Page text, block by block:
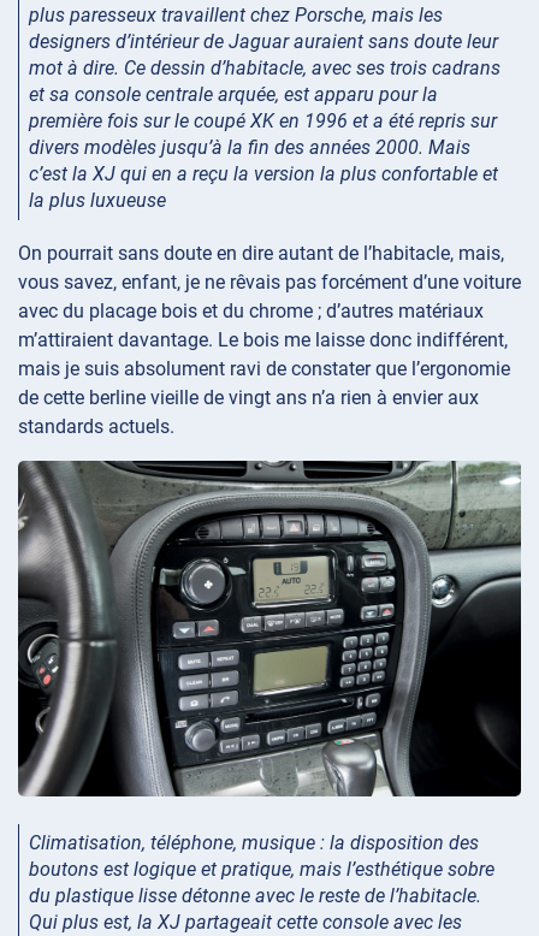
plus paresseux travaillent chez Porsche, mais les
designers d’intérieur de Jaguar auraient sans doute leur
mot à dire. Ce dessin d’habitacle, avec ses trois cadrans
et sa console centrale arquée, est apparu pour la
première fois sur le coupé XK en 1996 et a été repris sur
divers modèles jusqu’à la fin des années 2000. Mais
c’est la XJ qui en a reçu la version la plus confortable et
la plus luxueuse
On pourrait sans doute en dire autant de l’habitacle, mais,
vous savez, enfant, je ne rêvais pas forcément d’une voiture
avec du placage bois et du chrome ; d’autres matériaux
m’attiraient davantage. Le bois me laisse donc indifférent,
mais je suis absolument ravi de constater que l’ergonomie
de cette berline vieille de vingt ans n’a rien à envier aux
standards actuels.
Climatisation, téléphone, musique : la disposition des
boutons est logique et pratique, mais l’esthétique sobre
du plastique lisse détonne avec le reste de l’habitacle.
Qui plus est, la XJ partageait cette console avec les